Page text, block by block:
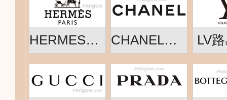
HERMES爱马仕 CHANEL香奈儿 LV